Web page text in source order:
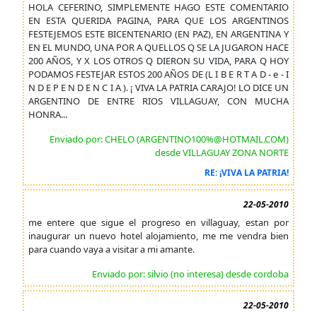
HOLA CEFERINO, SIMPLEMENTE HAGO ESTE COMENTARIO
EN ESTA QUERIDA PAGINA, PARA QUE LOS ARGENTINOS
FESTEJEMOS ESTE BICENTENARIO (EN PAZ), EN ARGENTINA Y
EN EL MUNDO, UNA POR A QUELLOS Q SE LA JUGARON HACE
200 AÑOS, Y X LOS OTROS Q DIERON SU VIDA, PARA Q HOY
PODAMOS FESTEJAR ESTOS 200 AÑOS DE (L I B E R T A D - e - I
N D E P E N D E N C I A ). ¡ VIVA LA PATRIA CARAJO! LO DICE UN
ARGENTINO DE ENTRE RIOS VILLAGUAY, CON MUCHA
HONRA...
Enviado por: CHELO (ARGENTINO100%@HOTMAIL.COM)
desde VILLAGUAY ZONA NORTE
RE: ¡VIVA LA PATRIA!
22-05-2010
me entere que sigue el progreso en villaguay, estan por
inaugurar un nuevo hotel alojamiento, me me vendra bien
para cuando vaya a visitar a mi amante.
Enviado por: silvio (no interesa) desde cordoba
22-05-2010